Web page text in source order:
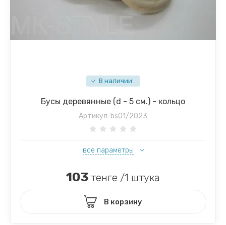
В наличии
Бусы деревянные (d - 5 см.) - кольцо
Артикул: bs01/2023
все параметры
103 тенге /1 штука
В корзину